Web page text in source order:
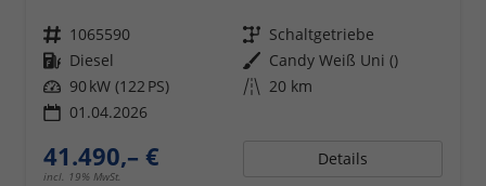
Fahrzeugnr. 1065590 Getriebe Schaltgetriebe
Kraftstoff Diesel Außenfarbe Candy Weiß Uni ()
Leistung 90 kW (122 PS) Kilometerstand 20 km
01.04.2026
41.490,– €
incl. 19% MwSt.
Details